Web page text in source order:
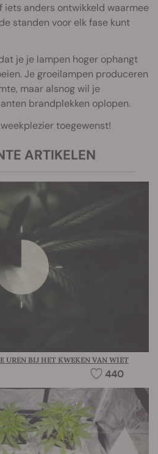
iets anders ontwikkeld waarmee
standen voor elk fase kunt
je je lampen hoger ophangt
Je groeilampen produceren
maar alsnog wil je
brandplekken oplopen.
toegewenst!
ARTIKELEN
UREN BIJ HET KWEKEN VAN WIET
440